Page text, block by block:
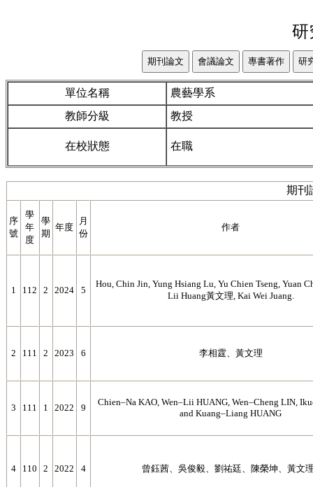
研
單位名稱
農藝學系
教師分級
教授
在校狀態 在職
期刊
序
號
學
年
度
學
期
年度
月
份
作者
1 112 2 2024 5
Hou, Chin Jin, Yung Hsiang Lu, Yu Chien Tseng, Yuan
Lii Huang黃文理, Kai Wei Juang.
2 111 2 2023 6 李相霆、黃文理
3 111 1 2022 9
Chien–Na KAO, Wen–Lii HUANG, Wen–Cheng LIN,
and Kuang–Liang HUANG
4 110 2 2022 4 曾鈺茜、吳俊毅、劉祐廷、陳榮坤、黃文